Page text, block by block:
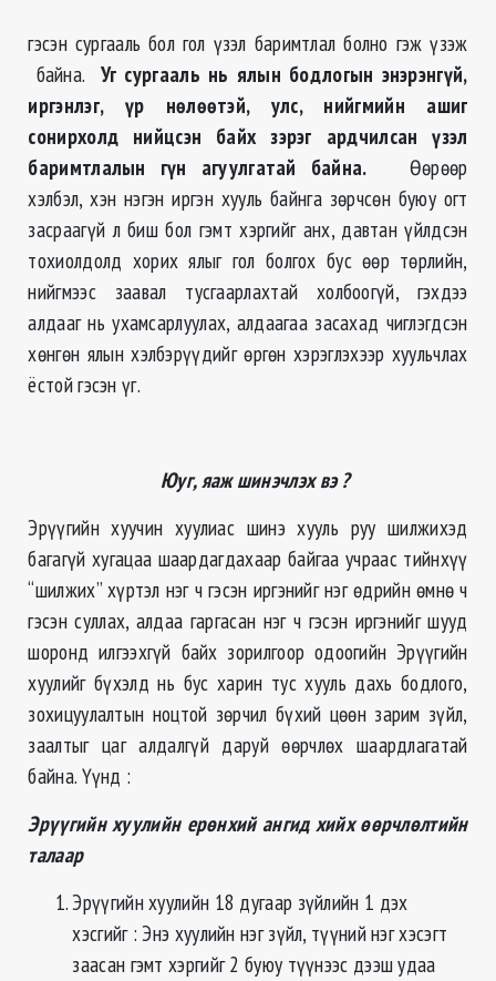
гэсэн сургааль бол гол үзэл баримтлал болно гэж үзэж
байна. Уг сургааль нь ялын бодлогын энэрэнгүй,
иргэнлэг, үр нөлөөтэй, улс, нийгмийн ашиг
сонирхолд нийцсэн байх зэрэг ардчилсан үзэл
баримтлалын гүн агуулгатай байна. Өөрөөр
хэлбэл, хэн нэгэн иргэн хууль байнга зөрчсөн буюу огт
засраагүй л биш бол гэмт хэргийг анх, давтан үйлдсэн
тохиолдолд хорих ялыг гол болгох бус өөр төрлийн,
нийгмээс заавал тусгаарлахтай холбоогүй, гэхдээ
алдааг нь ухамсарлуулах, алдаагаа засахад чиглэгдсэн
хөнгөн ялын хэлбэрүүдийг өргөн хэрэглэхээр хуульчлах
ёстой гэсэн үг.
Юуг, яаж шинэчлэх вэ ?
Эрүүгийн хуучин хуулиас шинэ хууль руу шилжихэд
багагүй хугацаа шаардагдахаар байгаа учраас тийнхүү
“шилжих” хүртэл нэг ч гэсэн иргэнийг нэг өдрийн өмнө ч
гэсэн суллах, алдаа гаргасан нэг ч гэсэн иргэнийг шууд
шоронд илгээхгүй байх зорилгоор одоогийн Эрүүгийн
хуулийг бүхэлд нь бус харин тус хууль дахь бодлого,
зохицуулалтын ноцтой зөрчил бүхий цөөн зарим зүйл,
заалтыг цаг алдалгүй даруй өөрчлөх шаардлагатай
байна. Үүнд :
Эрүүгийн хуулийн ерөнхий ангид хийх өөрчлөлтийн
талаар
Эрүүгийн хуулийн 18 дугаар зүйлийн 1 дэх
хэсгийг : Энэ хуулийн нэг зүйл, түүний нэг хэсэгт
заасан гэмт хэргийг 2 буюу түүнээс дээш удаа